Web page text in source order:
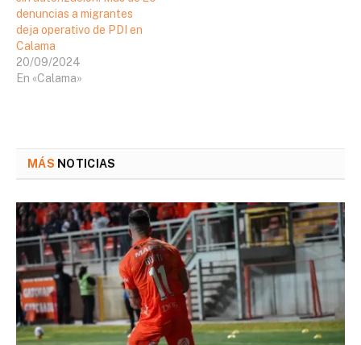
denuncias a migrantes
deja operativo de PDI en
Calama
20/09/2024
En «Calama»
MÁS NOTICIAS